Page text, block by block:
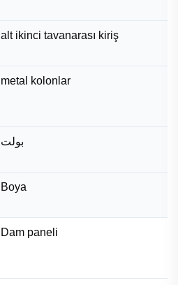
alt ikinci tavanarası kiriş
metal kolonlar
بولت
Boya
Dam paneli